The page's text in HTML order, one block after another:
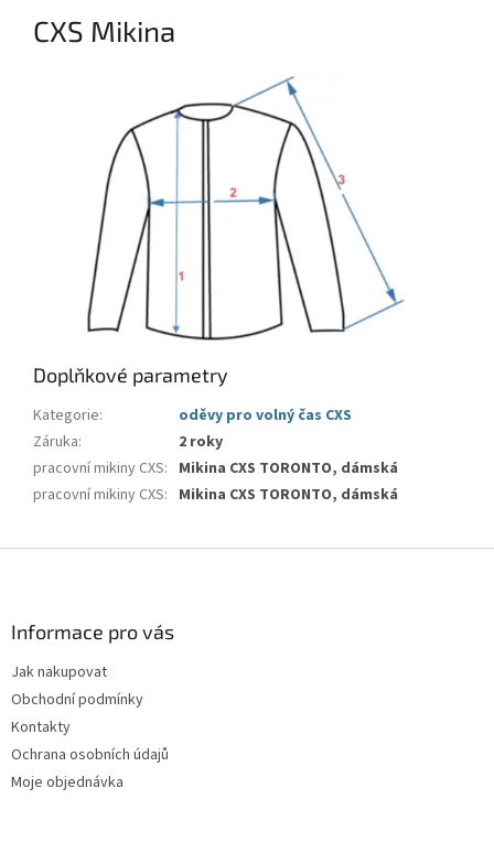
CXS Mikina
Doplňkové parametry
Kategorie:
oděvy pro volný čas CXS
Záruka:
2 roky
pracovní mikiny CXS: Mikina CXS TORONTO, dámská
pracovní mikiny CXS: Mikina CXS TORONTO, dámská
Informace pro vás
Jak nakupovat
Obchodní podmínky
Kontakty
Ochrana osobních údajů
Moje objednávka